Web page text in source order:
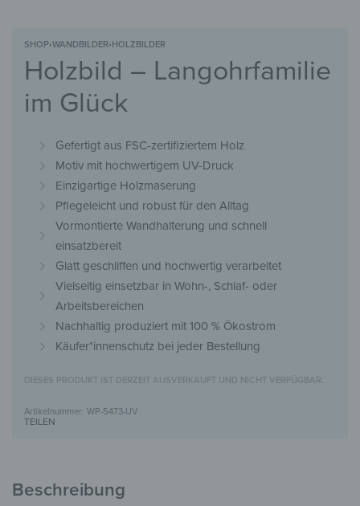
SHOP›WANDBILDER›HOLZBILDER
Holzbild – Langohrfamilie
im Glück
Gefertigt aus FSC-zertifiziertem Holz
Motiv mit hochwertigem UV-Druck
Einzigartige Holzmaserung
Pflegeleicht und robust für den Alltag
Vormontierte Wandhalterung und schnell
einsatzbereit
Glatt geschliffen und hochwertig verarbeitet
Vielseitig einsetzbar in Wohn-, Schlaf- oder
Arbeitsbereichen
Nachhaltig produziert mit 100 % Ökostrom
Käufer*innenschutz bei jeder Bestellung
DIESES PRODUKT IST DERZEIT AUSVERKAUFT UND NICHT VERFÜGBAR.
WP-5473-UV
TEILEN
Beschreibung